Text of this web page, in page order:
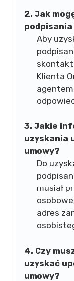
2. Jak
podpisania
Aby
Klienta
agentem
3. Jakie
uzyskania
umowy?
Do
musiał
adres
4. Czy
uzyskać
umowy?